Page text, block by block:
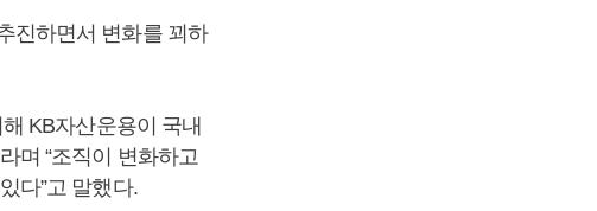
진하면서 변화를 꾀하
KB자산운용이 국내
며 “조직이 변화하고
다”고 말했다.